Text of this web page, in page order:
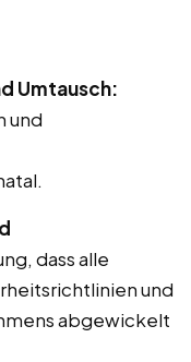
Umtausch:
und
dass alle
und
abgewickelt